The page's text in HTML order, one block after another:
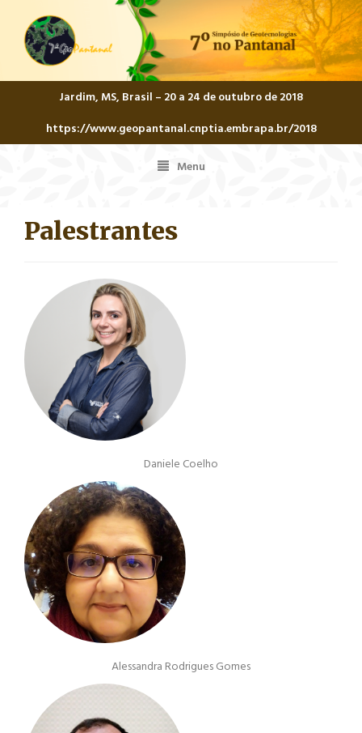
Jardim, MS, Brasil – 20 a 24 de outubro de 2018
https://www.geopantanal.cnptia.embrapa.br/2018
MenuMenu
Palestrantes
Daniele Coelho
Alessandra Rodrigues Gomes